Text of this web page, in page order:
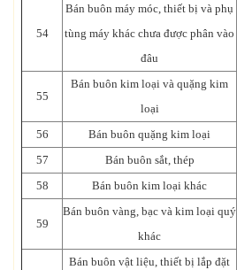
54
Bán buôn máy móc, thiết bị và phụ
tùng máy khác chưa được phân vào
đâu
55
Bán buôn kim loại và quặng kim
loại
56 Bán buôn quặng kim loại
57
Bán buôn sắt, thép
58
Bán buôn kim loại khác
59
Bán buôn vàng, bạc và kim loại quý
khác
Bán buôn vật liệu, thiết bị lắp đặt